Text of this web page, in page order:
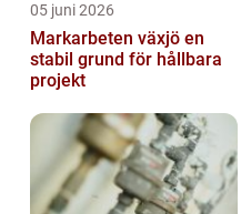
05 juni 2026
Markarbeten växjö en
stabil grund för hållbara
projekt